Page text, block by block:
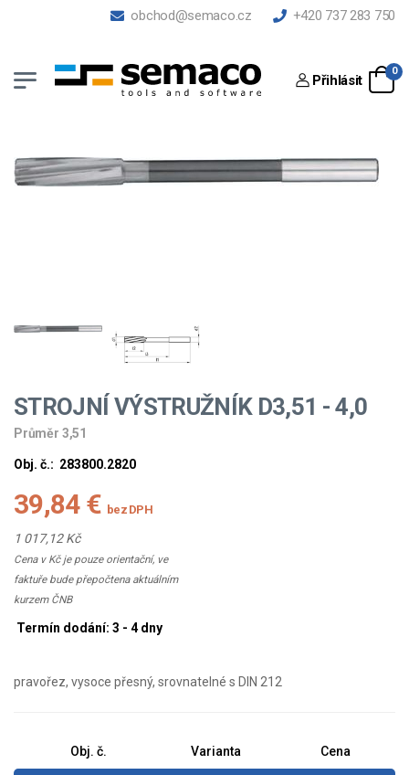
obchod@semaco.cz +420 737 283 750
Přihlásit
0
STROJNÍ VÝSTRUŽNÍK D3,51 - 4,0
Průměr 3,51
Obj. č.: 283800.2820
39,84 € bez DPH
1 017,12 Kč
Cena v Kč je pouze orientační, ve
faktuře bude přepočtena aktuálním
kurzem ČNB
Termín dodání: 3 - 4 dny
pravořez, vysoce přesný, srovnatelné s DIN 212
Obj. č. Varianta Cena